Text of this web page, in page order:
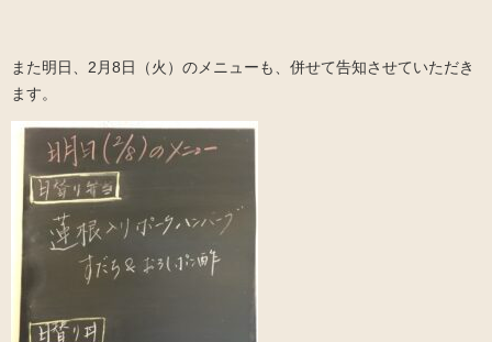
また明日、2月8日（火）のメニューも、併せて告知させていただき
ます。